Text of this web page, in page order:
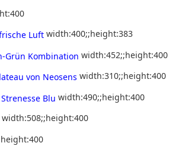
width:400;;height:383
width:452;;height:400
width:310;;height:400
width:490;;height:400
width:508;;height:400